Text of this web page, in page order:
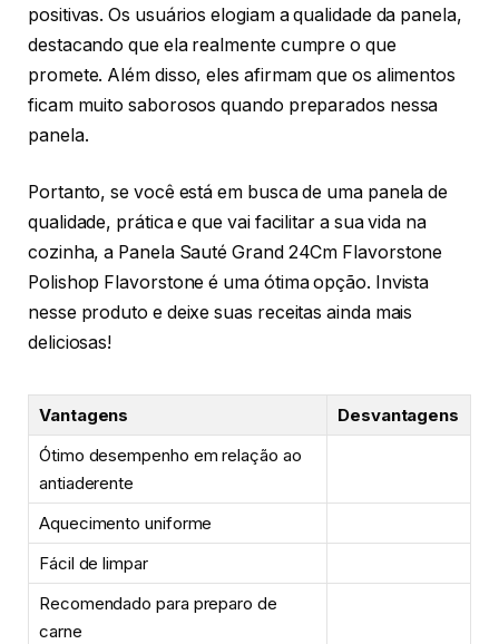
positivas. Os usuários elogiam a qualidade da panela,
destacando que ela realmente cumpre o que
promete. Além disso, eles afirmam que os alimentos
ficam muito saborosos quando preparados nessa
panela.
Portanto, se você está em busca de uma panela de
qualidade, prática e que vai facilitar a sua vida na
cozinha, a Panela Sauté Grand 24Cm Flavorstone
Polishop Flavorstone é uma ótima opção. Invista
nesse produto e deixe suas receitas ainda mais
deliciosas!
Vantagens
Desvantagens
Ótimo desempenho em relação ao
antiaderente
Aquecimento uniforme
Fácil de limpar
Recomendado para preparo de
carne